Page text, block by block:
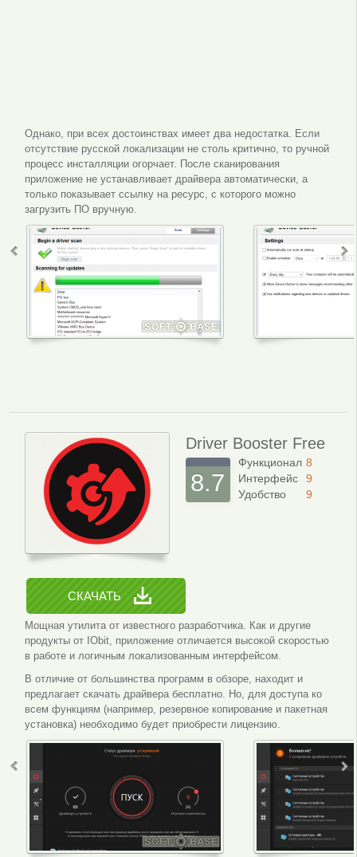
Однако, при всех достоинствах имеет два недостатка. Если
отсутствие русской локализации не столь критично, то ручной
процесс инсталляции огорчает. После сканирования
приложение не устанавливает драйвера автоматически, а
только показывает ссылку на ресурс, с которого можно
загрузить ПО вручную.
Driver Booster Free
8.7
Функционал
Интерфейс
Удобство
8
9
9
СКАЧАТЬ
Мощная утилита от известного разработчика. Как и другие
продукты от IObit, приложение отличается высокой скоростью
в работе и логичным локализованным интерфейсом.
В отличие от большинства программ в обзоре, находит и
предлагает скачать драйвера бесплатно. Но, для доступа ко
всем функциям (например, резервное копирование и пакетная
установка) необходимо будет приобрести лицензию.